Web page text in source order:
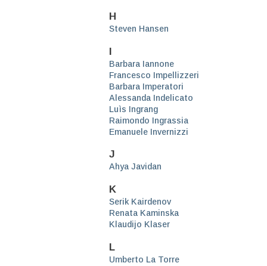
H
Steven Hansen
I
Barbara Iannone
Francesco Impellizzeri
Barbara Imperatori
Alessanda Indelicato
Luìs Ingrang
Raimondo Ingrassia
Emanuele Invernizzi
J
Ahya Javidan
K
Serik Kairdenov
Renata Kaminska
Klaudijo Klaser
L
Umberto La Torre